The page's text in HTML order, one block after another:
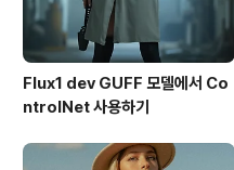
Flux1 dev GUFF 모델에서 Co
ntrolNet 사용하기